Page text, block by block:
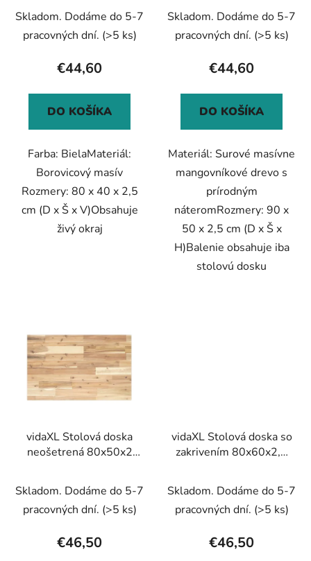
drevo
Skladom. Dodáme do 5-7
pracovných dní. (>5 ks)
€44,60
DO KOŠÍKA
Farba: BielaMateriál:
Borovicový masív
Rozmery: 80 x 40 x 2,5
cm (D x Š x V)Obsahuje
živý okraj
masív
Skladom. Dodáme do 5-7
pracovných dní. (>5 ks)
€44,60
DO KOŠÍKA
Materiál: Surové masívne
mangovníkové drevo s
prírodným
náteromRozmery: 90 x
50 x 2,5 cm (D x Š x
H)Balenie obsahuje iba
stolovú dosku
vidaXL Stolová doska
neošetrená 80x50x2
Skladom. Dodáme do 5-7
pracovných dní. (>5 ks)
€46,50
vidaXL Stolová doska so
zakrivením 80x60x2,5
masív
Skladom. Dodáme do 5-7
pracovných dní. (>5 ks)
€46,50